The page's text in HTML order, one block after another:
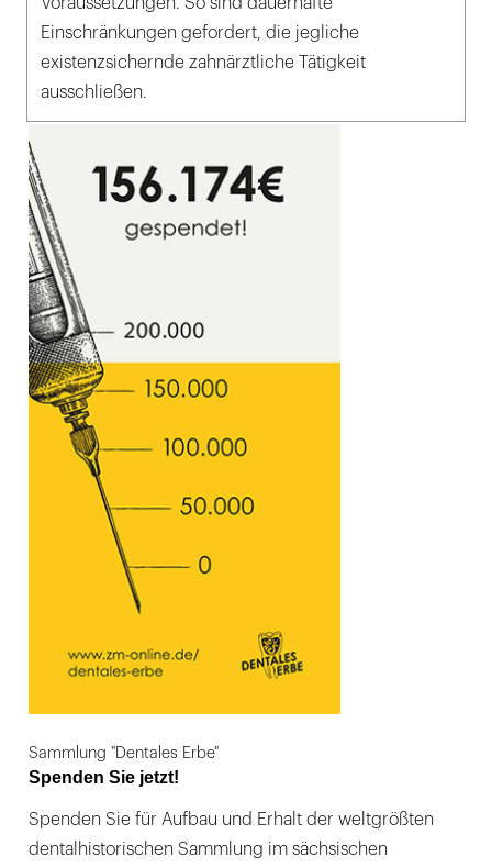
Einschränkungen gefordert, die jegliche
existenzsichernde zahnärztliche Tätigkeit
ausschließen.
Sammlung "Dentales Erbe"
Spenden Sie jetzt!
Spenden Sie für Aufbau und Erhalt der weltgrößten
dentalhistorischen Sammlung im sächsischen